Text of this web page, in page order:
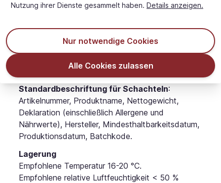
Info: Der Artikel ist in einer blauen HDPE-
Pappschachtel verpackt ist.
Schachtelgewicht: 0,48 kg
Standardbeschriftung für Schachteln:
Artikelnummer, Produktname, Nettogewicht,
Deklaration (einschließlich Allergene und
Nährwerte), Hersteller, Mindesthaltbarkeitsdatum,
Produktionsdatum, Batchkode.
Lagerung
Empfohlene Temperatur 16-20 °C.
Empfohlene relative Luftfeuchtigkeit < 50 %
Nutzung ihrer Dienste gesammelt haben. Details anzeigen.
Nur notwendige Cookies
Alle Cookies zulassen